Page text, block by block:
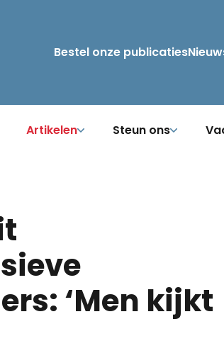
Bestel onze publicaties
Artikelen Steun ons
‘Men kijkt